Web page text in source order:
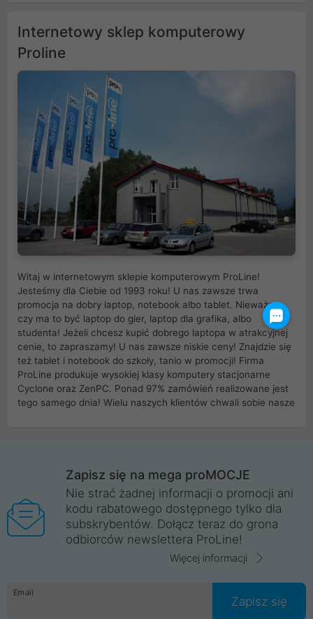
Internetowy sklep komputerowy
Proline
Witaj w internetowym sklepie komputerowym ProLine!
Jesteśmy dla Ciebie od 1993 roku! U nas zawsze trwa
promocja na dobry laptop, notebook albo tablet. Nieważne
czy ma to być laptop do gier, laptop dla grafika, albo
studenta! Jeżeli chcesz kupić dobrego laptopa w atrakcyjnej
cenie, to zapraszamy! U nas zawsze niskie ceny! Znajdzie się
też tablet i notebook do szkoły, tanio w promocji! Firma
ProLine produkuje wysokiej klasy komputery stacjonarne
Cyclone oraz ZenPC. Ponad 97% zamówień realizowane jest
tego samego dnia! Wielu naszych klientów chwali sobie nasze
Wrocław, Poznań, Legnica, Katowice, Gliwice, Kalisz, Bytom,
Trzebnica, Opole. Szybka i profesjonalna obsługa!
ProLine to polska firma ze 100% polskim kapitałem. Działamy
legalnie i płacimy podatki w naszym kraju! Posiadamy siedzibę
główną w Mirkowie oraz salony na terenie kraju. Cała
komunikacja ze sklepem komputerowym ProLine jest
danych osobowych. Dlatego zakup notebooka albo laptopa w
ProLine to czysta przyjemność i pełne bezpieczeństwo.
Zaopatrzysz się u nas w akcesoria i części komputerowe
Zapisz się na mega proMOCJE
Nie strać żadnej informacji o promocji ani
kodu rabatowego dostępnego tylko dla
subskrybentów. Dołącz teraz do grona
odbiorców newslettera ProLine!
Więcej informacji
Email
Zapisz się